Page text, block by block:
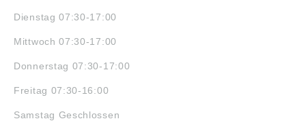
Dienstag 07:30-17:00
Mittwoch 07:30-17:00
Donnerstag 07:30-17:00
Freitag 07:30-16:00
Samstag Geschlossen